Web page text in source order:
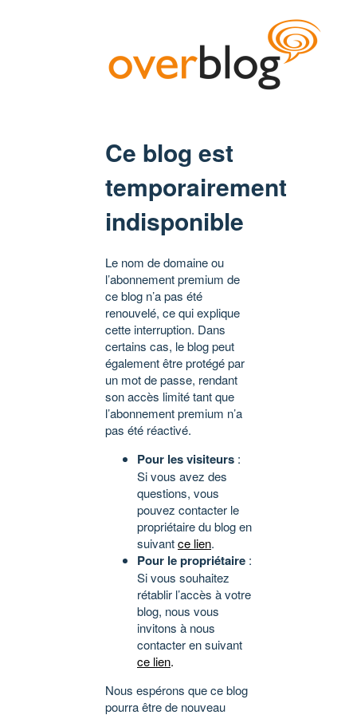
Ce blog est
temporairement
indisponible
Le nom de domaine ou
l’abonnement premium de
ce blog n’a pas été
renouvelé, ce qui explique
cette interruption. Dans
certains cas, le blog peut
également être protégé par
un mot de passe, rendant
son accès limité tant que
l’abonnement premium n’a
pas été réactivé.
Pour les visiteurs :
Si vous avez des
questions, vous
pouvez contacter le
propriétaire du blog en
suivantce lien.
Pour le propriétaire :
Si vous souhaitez
rétablir l’accès à votre
blog, nous vous
invitons à nous
contacter en suivant
ce lien.
Nous espérons que ce blog
pourra être de nouveau